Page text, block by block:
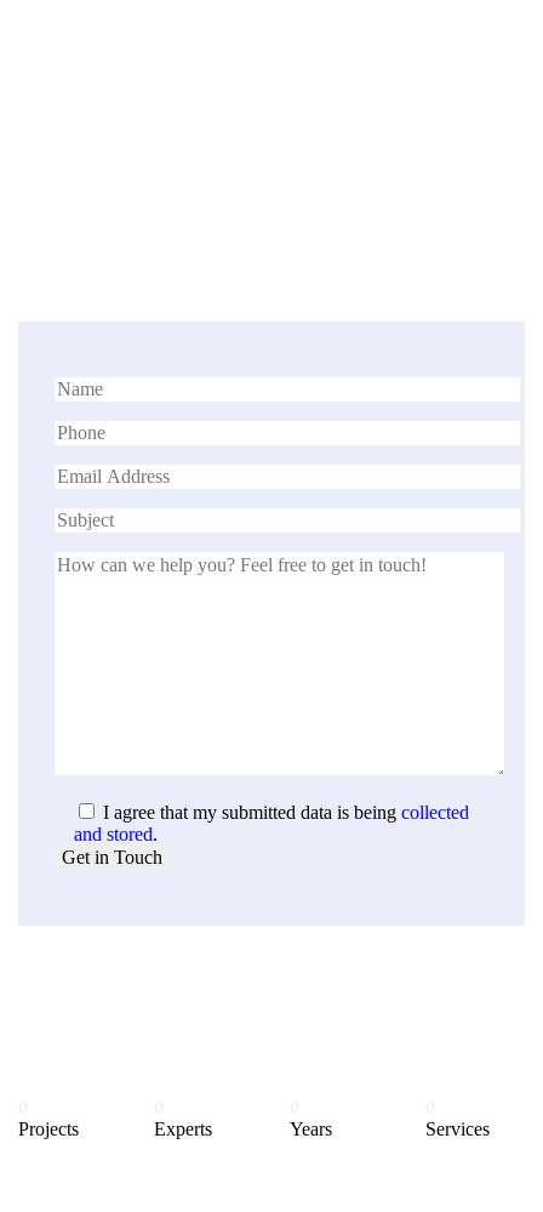
I agree that my submitted data is being collected
and stored.
Projects
Experts
Years
Services